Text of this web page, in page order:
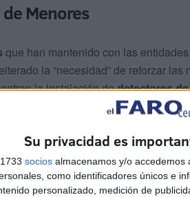
Su privacidad es
socios almacenamos y/o accedemos
como identificadores únicos e
personalizado, medición de
Menores
que han mantenido con las
la “necesidad” de reforzar las
la instalación dedetectores
grave, los hechos se trasladan a
para que adopte una
Blanca.